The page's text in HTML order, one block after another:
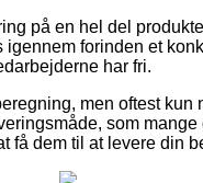
på en hel del
forinden et
har fri.
men oftest kun
som
dem til at levere din